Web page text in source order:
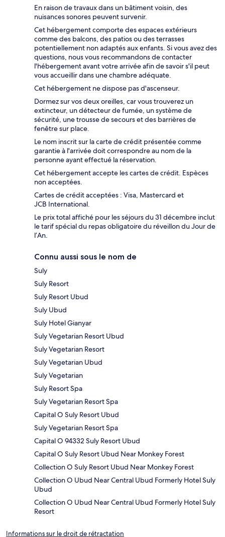
En raison de travaux dans un bâtiment voisin, des
nuisances sonores peuvent survenir.
Cet hébergement comporte des espaces extérieurs
comme des balcons, des patios ou des terrasses
potentiellement non adaptés aux enfants. Si vous avez des
questions, nous vous recommandons de contacter
l'hébergement avant votre arrivée afin de savoir s'il peut
vous accueillir dans une chambre adéquate.
Cet hébergement ne dispose pas d'ascenseur.
Dormez sur vos deux oreilles, car vous trouverez un
extincteur, un détecteur de fumée, un système de
sécurité, une trousse de secours et des barrières de
fenêtre sur place.
Le nom inscrit sur la carte de crédit présentée comme
garantie à l'arrivée doit correspondre au nom de la
personne ayant effectué la réservation.
Cet hébergement accepte les cartes de crédit. Espèces
non acceptées.
Cartes de crédit acceptées : Visa, Mastercard et
JCB International.
Le prix total affiché pour les séjours du 31 décembre inclut
le tarif spécial du repas obligatoire du réveillon du Jour de
l’An.
Connu aussi sous le nom de
Suly
Suly Resort
Suly Resort Ubud
Suly Ubud
Suly Hotel Gianyar
Suly Vegetarian Resort Ubud
Suly Vegetarian Resort
Suly Vegetarian Ubud
Suly Vegetarian
Suly Resort Spa
Suly Vegetarian Resort Spa
Capital O Suly Resort Ubud
Suly Vegetarian Resort Spa
Capital O 94332 Suly Resort Ubud
Capital O Suly Resort Ubud Near Monkey Forest
Collection O Suly Resort Ubud Near Monkey Forest
Collection O Ubud Near Central Ubud Formerly Hotel Suly
Ubud
Collection O Ubud Near Central Ubud Formerly Hotel Suly
Resort
Informations sur le droit de rétractation